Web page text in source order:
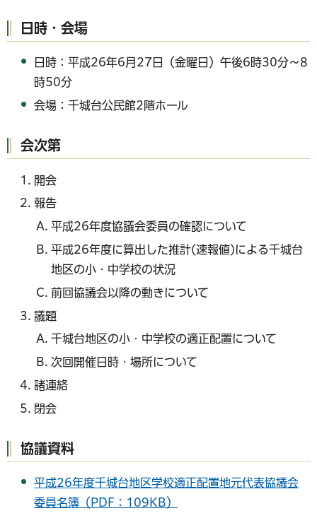
日時・会場
日時：平成26年6月27日（金曜日）午後6時30分～8
時50分
会場：千城台公民館2階ホール
会次第
開会
報告
平成26年度協議会委員の確認について
平成26年度に算出した推計(速報値)による千城台
地区の小・中学校の状況
前回協議会以降の動きについて
議題
千城台地区の小・中学校の適正配置について
次回開催日時・場所について
諸連絡
閉会
協議資料
平成26年度千城台地区学校適正配置地元代表協議会
委員名簿（PDF：109KB）